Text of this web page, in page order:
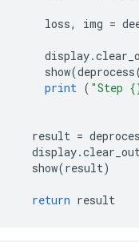
loss, img =
display.
show(deprocess
print ( "Step
result =
display.
show(result)
return result